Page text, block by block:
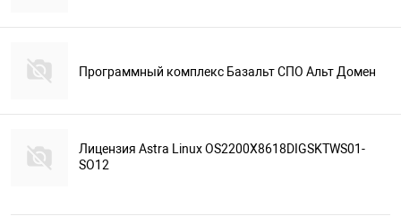
Программный комплекс Базальт СПО Альт Домен
Лицензия Astra Linux OS2200X8618DIGSKTWS01-
SO12